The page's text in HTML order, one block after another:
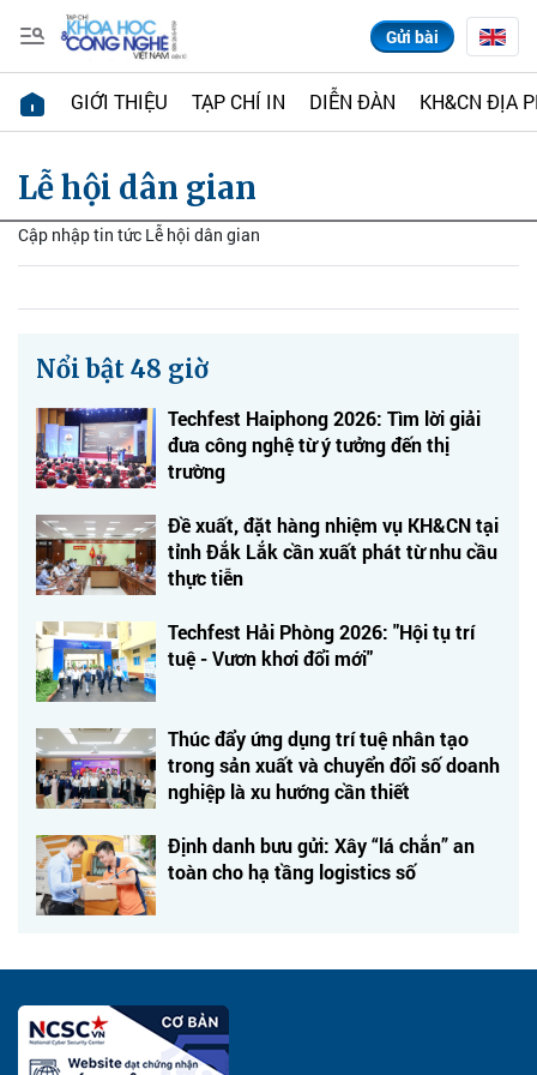
Gửi bài
GIỚI THIỆU TẠP CHÍ IN DIỄN ĐÀN KH&CN ĐỊA
Lễ hội dân gian
Cập nhập tin tức Lễ hội dân gian
Nổi bật 48 giờ
Techfest Haiphong 2026: Tìm lời giải
đưa công nghệ từ ý tưởng đến thị
trường
Đề xuất, đặt hàng nhiệm vụ KH&CN tại
tỉnh Đắk Lắk cần xuất phát từ nhu cầu
thực tiễn
Techfest Hải Phòng 2026: "Hội tụ trí
tuệ - Vươn khơi đổi mới"
Thúc đẩy ứng dụng trí tuệ nhân tạo
trong sản xuất và chuyển đổi số doanh
nghiệp là xu hướng cần thiết
Định danh bưu gửi: Xây “lá chắn” an
toàn cho hạ tầng logistics số